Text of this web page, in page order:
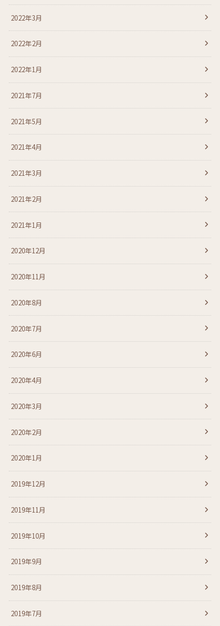
2022年3月
2022年2月
2022年1月
2021年7月
2021年5月
2021年4月
2021年3月
2021年2月
2021年1月
2020年12月
2020年11月
2020年8月
2020年7月
2020年6月
2020年4月
2020年3月
2020年2月
2020年1月
2019年12月
2019年11月
2019年10月
2019年9月
2019年8月
2019年7月